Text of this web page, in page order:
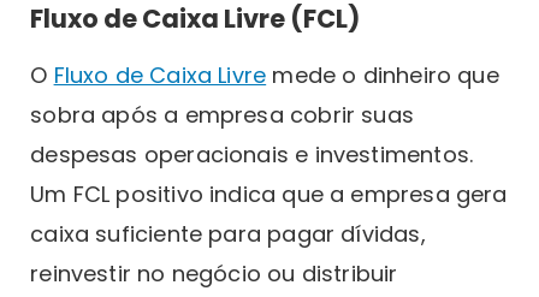
Fluxo de Caixa Livre (FCL)
O Fluxo de Caixa Livre mede o dinheiro que
sobra após a empresa cobrir suas
despesas operacionais e investimentos.
Um FCL positivo indica que a empresa gera
caixa suficiente para pagar dívidas,
reinvestir no negócio ou distribuir